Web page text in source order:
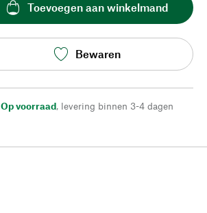
Toevoegen aan winkelmand
Bewaren
Op voorraad, levering binnen 3-4 dagen